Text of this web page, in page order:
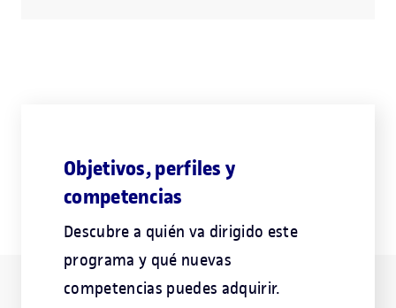
Objetivos, perfiles y
competencias
Descubre a quién va dirigido este
programa y qué nuevas
competencias puedes adquirir.